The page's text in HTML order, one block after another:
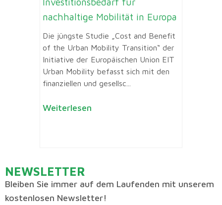
nachhaltige Mobilität in Europa
Die jüngste Studie „Cost and Benefit
of the Urban Mobility Transition“ der
Initiative der Europäischen Union EIT
Urban Mobility befasst sich mit den
finanziellen und gesellsc...
Weiterlesen
NEWSLETTER
Bleiben Sie immer auf dem Laufenden mit unserem
kostenlosen Newsletter!